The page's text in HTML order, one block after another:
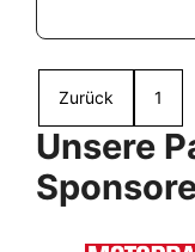
Zurück 1
Unsere